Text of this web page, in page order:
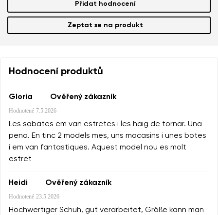
Přidat hodnocení
Zeptat se na produkt
Hodnocení produktů
Gloria Ověřený zákazník
Hodnotené 7.5.2026
Les sabates em van estretes i les haig de tornar. Una
pena. En tinc 2 models mes, uns mocasins i unes botes
i em van fantastiques. Aquest model nou es molt
estret
Heidi Ověřený zákazník
Hodnotené 23.5.2026
Hochwertiger Schuh, gut verarbeitet, Größe kann man